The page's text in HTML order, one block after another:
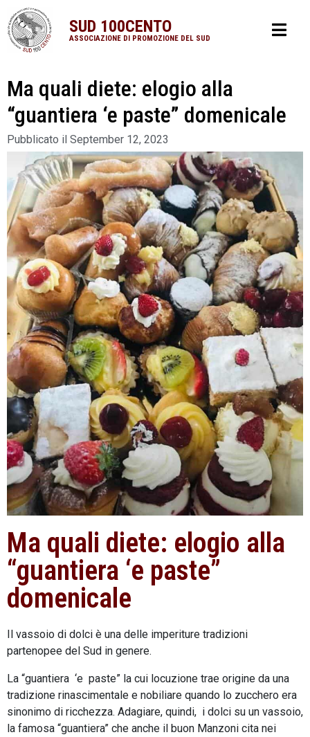
SUD 100CENTO
ASSOCIAZIONE DI PROMOZIONE DEL SUD
Ma quali diete: elogio alla
“guantiera ‘e paste” domenicale
Pubblicato il September 12, 2023
Ma quali diete: elogio alla
“guantiera ‘e paste”
domenicale
Il vassoio di dolci è una delle imperiture tradizioni
partenopee del Sud in genere.
La “guantiera ‘e paste” la cui locuzione trae origine da una
tradizione rinascimentale e nobiliare quando lo zucchero era
sinonimo di ricchezza. Adagiare, quindi, i dolci su un vassoio,
la famosa “guantiera” che anche il buon Manzoni cita nei